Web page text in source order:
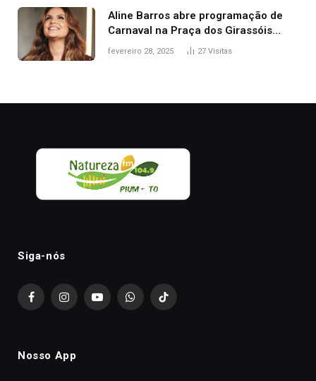
Aline Barros abre programação de
Carnaval na Praça dos Girassóis
nesta sexta-feira, em Palmas
fevereiro 28, 2025 27 Visitas
Siga-nós
FacebookInstagramYouTubeWhatsAppTikTok
Nosso App